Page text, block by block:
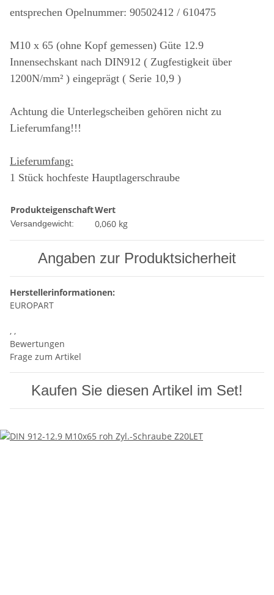
entsprechen Opelnummer: 90502412 / 610475
M10 x 65 (ohne Kopf gemessen) Güte 12.9
Innensechskant nach DIN912 ( Zugfestigkeit über
1200N/mm² ) eingeprägt ( Serie 10,9 )
Achtung die Unterlegscheiben gehören nicht zu
Lieferumfang!!!
Lieferumfang:
1 Stück hochfeste Hauptlagerschraube
ProdukteigenschaftWert
Versandgewicht: 0,060 kg
Angaben zur Produktsicherheit
Herstellerinformationen:
EUROPART
, ,
Bewertungen
Frage zum Artikel
Kaufen Sie diesen Artikel im Set!